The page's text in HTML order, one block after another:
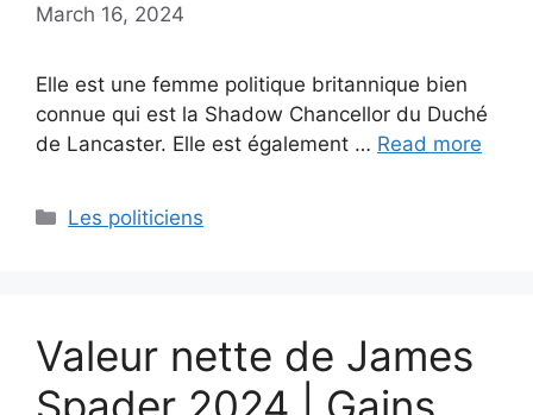
March 16, 2024
Elle est une femme politique britannique bien
connue qui est la Shadow Chancellor du Duché
de Lancaster. Elle est également … Read more
Categories
Les politiciens
Valeur nette de James
Spader 2024 | Gains,